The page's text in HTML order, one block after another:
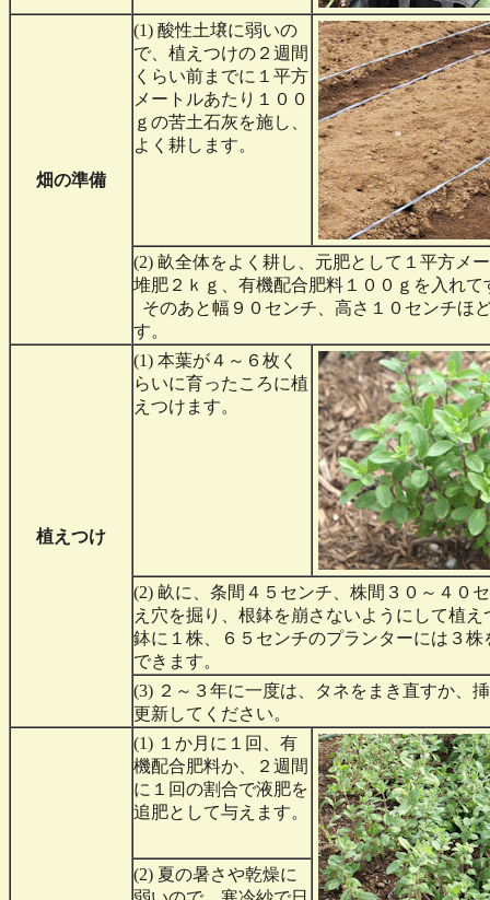
畑の準備
(1) 酸性土壌に弱いの
で、植えつけの２週間
くらい前までに１平方
メートルあたり１００
ｇの苦土石灰を施し、
よく耕します。
(2) 畝全体をよく耕し、元肥として１平方メ
堆肥２ｋｇ、有機配合肥料１００ｇを入れて
そのあと幅９０センチ、高さ１０センチほ
す。
植えつけ
(1) 本葉が４～６枚く
らいに育ったころに植
えつけます。
(2) 畝に、条間４５センチ、株間３０～４０
え穴を掘り、根鉢を崩さないようにして植え
鉢に１株、６５センチのプランターには３株
できます。
(3) ２～３年に一度は、タネをまき直すか、
更新してください。
(1) １か月に１回、有
機配合肥料か、２週間
に１回の割合で液肥を
追肥として与えます。
(2) 夏の暑さや乾燥に